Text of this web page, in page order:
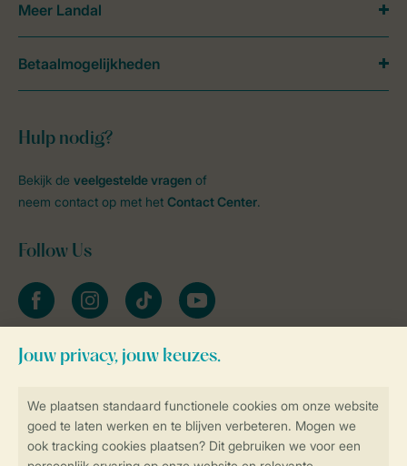
Veilig en snel online boeken
Hulp nodig?
Bekijk de veelgestelde vragen of
neem contact op met het Contact Center.
Follow Us
facebookinstagramtiktok youtube
Blijf op de hoogte
Meer Landal
Betaalmogelijkheden